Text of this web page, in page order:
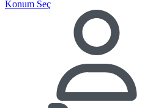
Konum Seç